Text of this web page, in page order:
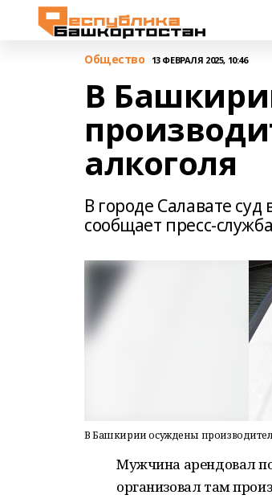
Общество 13 ФЕВРАЛЯ 2025, 10:46
В
алкоголя
В городе Салавате
сообщает пресс-
В Башкирии осуждены
Мужчина арендовал
организовал там